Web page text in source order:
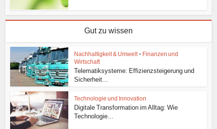
Gut zu wissen
Nachhaltigkeit & Umwelt • Finanzen und
Wirtschaft
Telematiksysteme: Effizienzsteigerung und
Sicherheit...
Technologie und Innovation
Digitale Transformation im Alltag: Wie
Technologie...